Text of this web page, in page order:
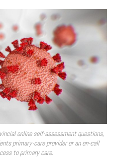
online self-assessment questions,
primary-care provider or an on-call
to primary care.